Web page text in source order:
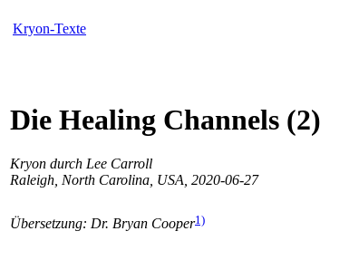
Kryon-Texte
Die Healing Channels (2)
Kryon durch Lee Carroll
Raleigh, North Carolina, USA, 2020-06-27
Übersetzung: Dr. Bryan Cooper1)